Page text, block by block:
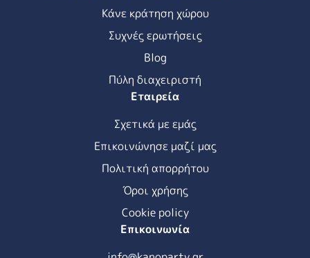
Κάνε κράτηση χώρου
Συχνές ερωτήσεις
Blog
Πύλη διαχειριστή
Εταιρεία
Σχετικά με εμάς
Επικοινώνησε μαζί μας
Πολιτική απορρήτου
Όροι χρήσης
Cookie policy
Επικοινωνία